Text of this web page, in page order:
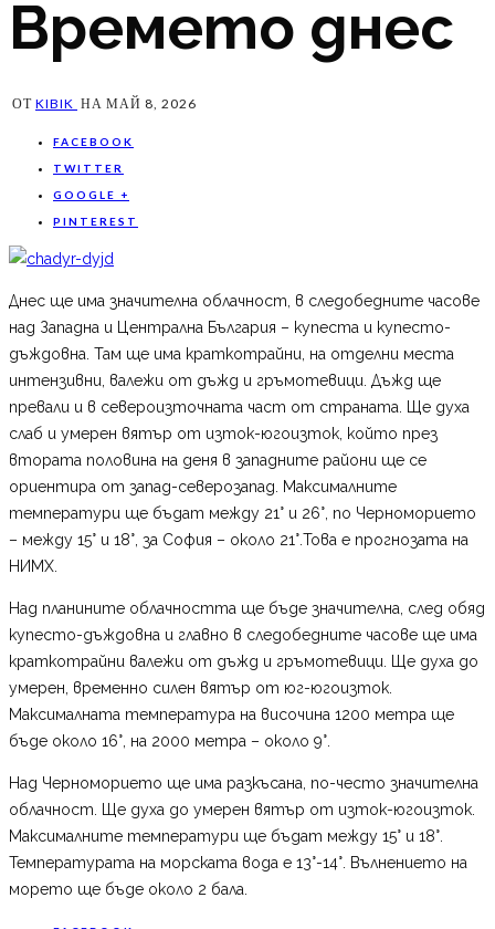
Времето днес
ОТ KIBIK НА МАЙ 8, 2026
FACEBOOK
TWITTER
GOOGLE +
PINTEREST
Днес ще има значителна облачност, в следобедните часове
над Западна и Централна България – купеста и купесто-
дъждовна. Там ще има краткотрайни, на отделни места
интензивни, валежи от дъжд и гръмотевици. Дъжд ще
превали и в североизточната част от страната. Ще духа
слаб и умерен вятър от изток-югоизток, който през
втората половина на деня в западните райони ще се
ориентира от запад-северозапад. Максималните
температури ще бъдат между 21° и 26°, по Черноморието
– между 15° и 18°, за София – около 21°.Това е прогнозата на
НИМХ.
Над планините облачността ще бъде значителна, след обяд
купесто-дъждовна и главно в следобедните часове ще има
краткотрайни валежи от дъжд и гръмотевици. Ще духа до
умерен, временно силен вятър от юг-югоизток.
Максималната температура на височина 1200 метра ще
бъде около 16°, на 2000 метра – около 9°.
Над Черноморието ще има разкъсана, по-често значителна
облачност. Ще духа до умерен вятър от изток-югоизток.
Максималните температури ще бъдат между 15° и 18°.
Температурата на морската вода е 13°-14°. Вълнението на
морето ще бъде около 2 бала.